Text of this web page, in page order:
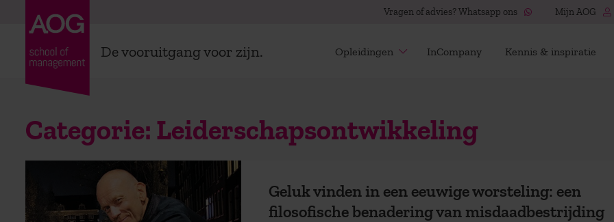
Vragen of advies? Whatsapp ons Mijn AOG
De vooruitgang voor zijn. Opleidingen InCompany Kennis & inspiratie
Categorie: Leiderschapsontwikkeling
Geluk vinden in een eeuwige worsteling: een
filosofische benadering van misdaadbestrijding